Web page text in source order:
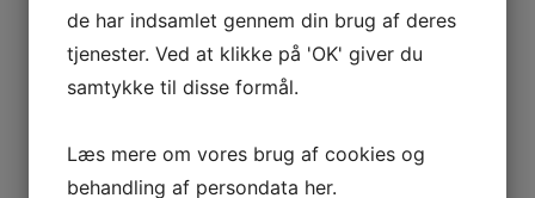
Lefreque
Reed Geek
Silverstein
Dirigent stok
Resonator
Blayman
Hercules
de har indsamlet gennem din brug af deres
tjenester. Ved at klikke på 'OK' giver du
samtykke til disse formål.
Læs mere om vores brug af cookies og
behandling af persondata her.